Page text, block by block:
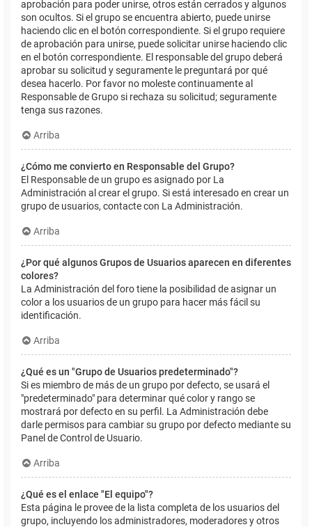
aprobación para poder unirse, otros están cerrados y algunos
son ocultos. Si el grupo se encuentra abierto, puede unirse
haciendo clic en el botón correspondiente. Si el grupo requiere
de aprobación para unirse, puede solicitar unirse haciendo clic
en el botón correspondiente. El responsable del grupo deberá
aprobar su solicitud y seguramente le preguntará por qué
desea hacerlo. Por favor no moleste continuamente al
Responsable de Grupo si rechaza su solicitud; seguramente
tenga sus razones.
Arriba
¿Cómo me convierto en Responsable del Grupo?
El Responsable de un grupo es asignado por La
Administración al crear el grupo. Si está interesado en crear un
grupo de usuarios, contacte con La Administración.
Arriba
¿Por qué algunos Grupos de Usuarios aparecen en diferentes
colores?
La Administración del foro tiene la posibilidad de asignar un
color a los usuarios de un grupo para hacer más fácil su
identificación.
Arriba
¿Qué es un "Grupo de Usuarios predeterminado"?
Si es miembro de más de un grupo por defecto, se usará el
"predeterminado" para determinar qué color y rango se
mostrará por defecto en su perfil. La Administración debe
darle permisos para cambiar su grupo por defecto mediante su
Panel de Control de Usuario.
Arriba
¿Qué es el enlace "El equipo"?
Esta página le provee de la lista completa de los usuarios del
grupo, incluyendo los administradores, moderadores y otros